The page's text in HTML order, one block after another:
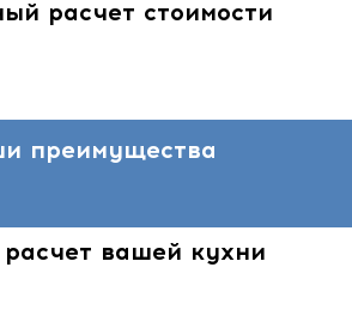
расчет стоимости
преимущества
вашей кухни